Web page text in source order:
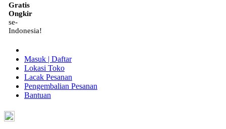
Gratis
Ongkir
se-
Indonesia!
Masuk | Daftar
Lokasi Toko
Lacak Pesanan
Pengembalian Pesanan
Bantuan